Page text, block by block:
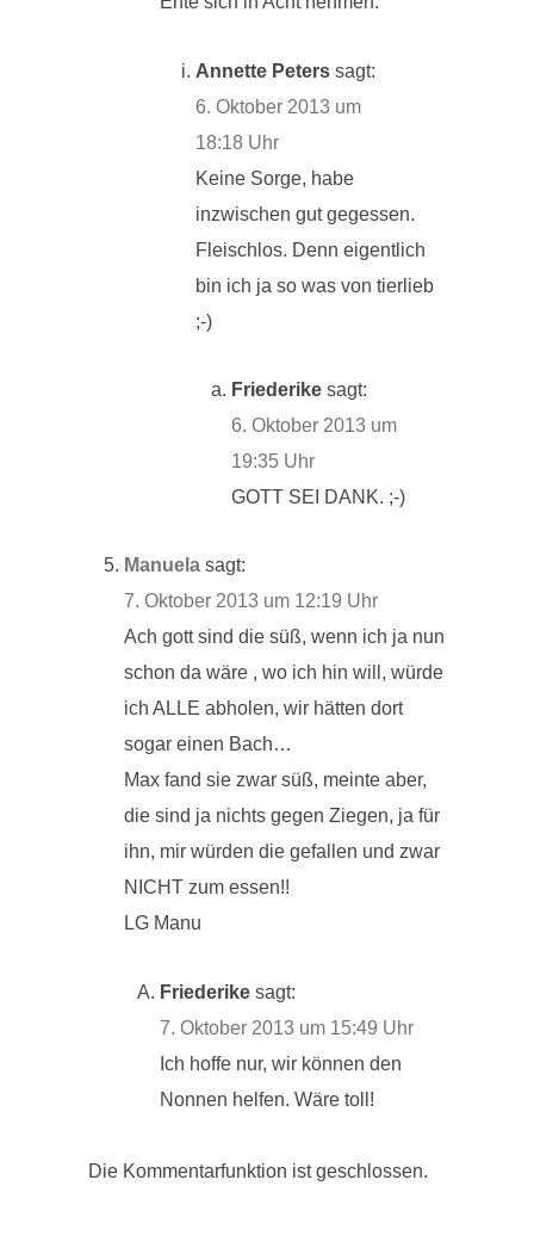
Annette Peters sagt:
6. Oktober 2013 um
18:18 Uhr
Keine Sorge, habe
inzwischen gut gegessen.
Fleischlos. Denn eigentlich
bin ich ja so was von tierlieb
;-)
Friederike sagt:
6. Oktober 2013 um
19:35 Uhr
GOTT SEI DANK. ;-)
Manuela sagt:
7. Oktober 2013 um 12:19 Uhr
Ach gott sind die süß, wenn ich ja nun
schon da wäre , wo ich hin will, würde
ich ALLE abholen, wir hätten dort
sogar einen Bach…
Max fand sie zwar süß, meinte aber,
die sind ja nichts gegen Ziegen, ja für
ihn, mir würden die gefallen und zwar
NICHT zum essen!!
LG Manu
Friederike sagt:
7. Oktober 2013 um 15:49 Uhr
Ich hoffe nur, wir können den
Nonnen helfen. Wäre toll!
Die Kommentarfunktion ist geschlossen.